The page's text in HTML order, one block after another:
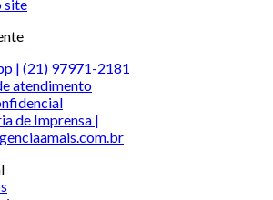
site
| (21) 97971-2181
atendimento
de Imprensa |